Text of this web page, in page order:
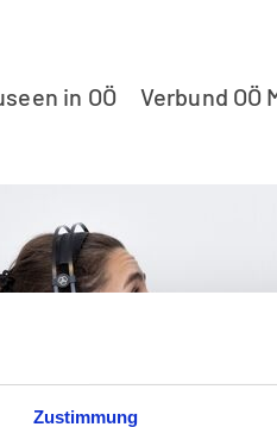
Zustimmung
in OÖ Verbund OÖ